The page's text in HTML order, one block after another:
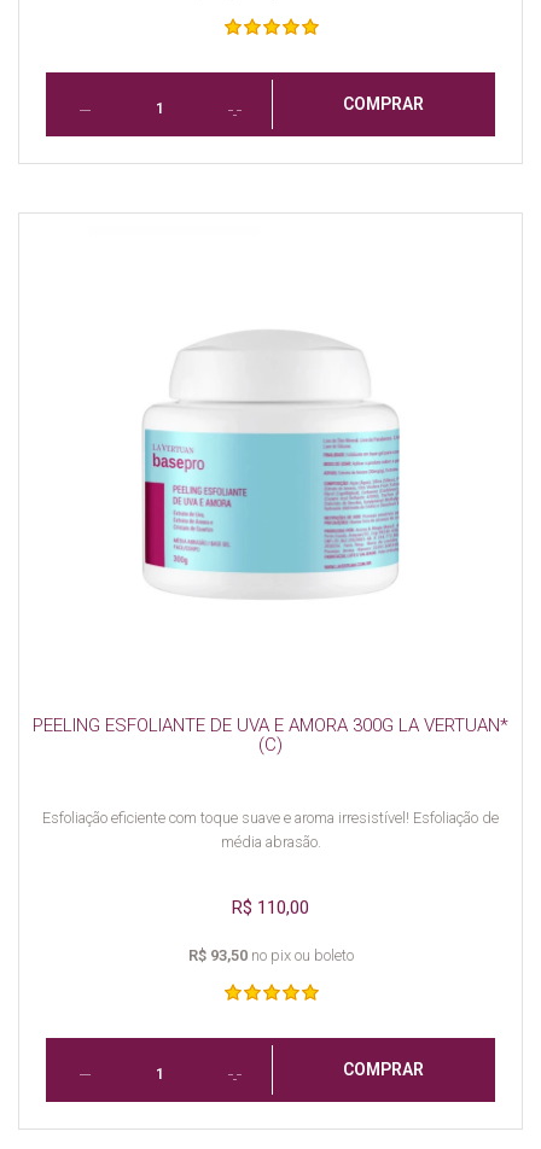
COMPRAR
PEELING ESFOLIANTE DE UVA E AMORA 300G LA VERTUAN*
(C)
Esfoliação eficiente com toque suave e aroma irresistível! Esfoliação de
média abrasão.
R$ 110,00
R$ 93,50no pix ou boleto
COMPRAR